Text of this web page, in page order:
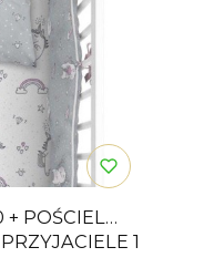
POŚCIEL
1